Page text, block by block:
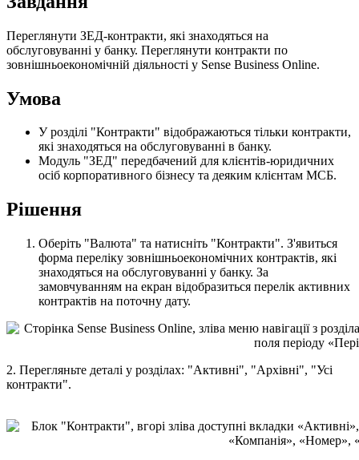
Переглянути ЗЕД-контракти, які знаходяться на
обслуговуванні у банку. Переглянути контракти по
зовнішньоекономічній діяльності у Sense Business Online.
Умова
У розділі "Контракти" відображаються тільки контракти,
які знаходяться на обслуговуванні в банку.
Модуль "ЗЕД" передбачений для клієнтів-юридичних
осіб корпоративного бізнесу та деяким клієнтам МСБ.
Рішення
Оберіть "Валюта" та натисніть "Контракти". З'явиться
форма переліку зовнішньоекономічних контрактів, які
знаходяться на обслуговуванні у банку. За
замовчуванням на екран відобразиться перелік активних
контрактів на поточну дату.
2. Перегляньте деталі у розділах: "Активні", "Архівні", "Усі
контракти".